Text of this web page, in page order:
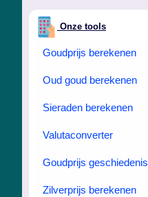
Onze tools
Goudprijs berekenen
Oud goud berekenen
Sieraden berekenen
Valutaconverter
Goudprijs geschiedenis
Zilverprijs berekenen